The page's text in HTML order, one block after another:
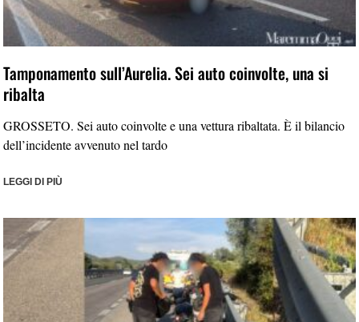
Tamponamento sull’Aurelia. Sei auto coinvolte, una si
ribalta
GROSSETO. Sei auto coinvolte e una vettura ribaltata. È il bilancio
dell’incidente avvenuto nel tardo
LEGGI DI PIÙ